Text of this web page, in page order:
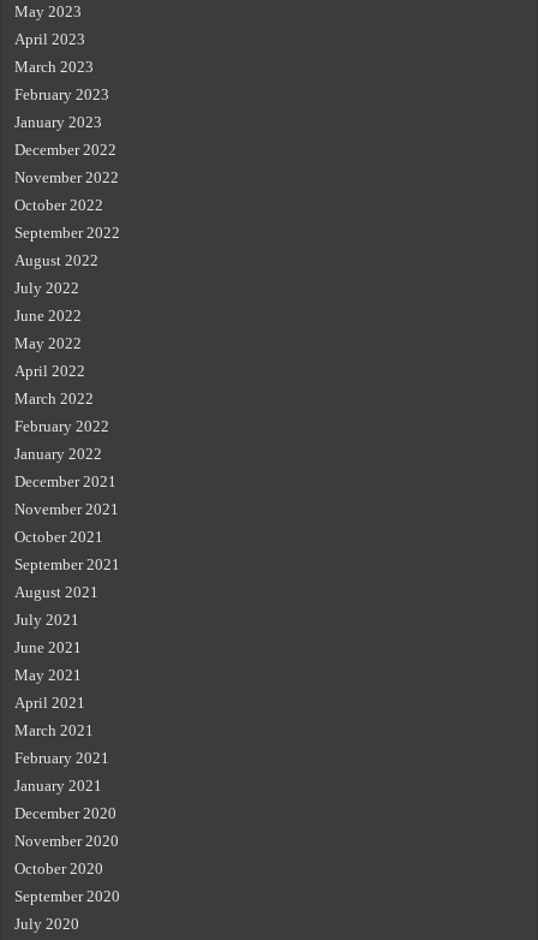
May 2023
April 2023
March 2023
February 2023
January 2023
December 2022
November 2022
October 2022
September 2022
August 2022
July 2022
June 2022
May 2022
April 2022
March 2022
February 2022
January 2022
December 2021
November 2021
October 2021
September 2021
August 2021
July 2021
June 2021
May 2021
April 2021
March 2021
February 2021
January 2021
December 2020
November 2020
October 2020
September 2020
July 2020